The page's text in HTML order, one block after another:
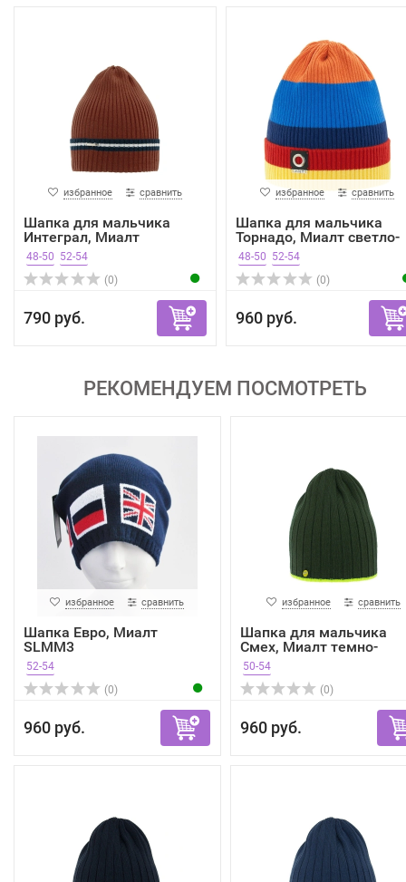
избранное сравнить
Шапка для мальчика
Интеграл, Миалт
терракот...
48-50 52-54
(0)
790 руб.
избранное сравнить
Шапка для мальчика
Торнадо, Миалт светло-
го...
48-50 52-54
(0)
960 руб.
РЕКОМЕНДУЕМ ПОСМОТРЕТЬ
избранное сравнить
Шапка Евро, Миалт
SLMM3
52-54
(0)
960 руб.
избранное сравнить
Шапка для мальчика
Смех, Миалт темно-
зелены...
50-54
(0)
960 руб.